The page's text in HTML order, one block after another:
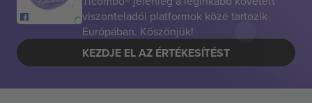
viszonteladói platformok közé tartozik
Európában. Köszönjük!
KEZDJE EL AZ ÉRTÉKESÍTÉST